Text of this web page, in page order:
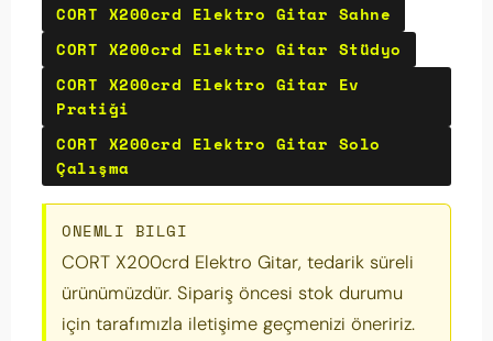
CORT X200crd Elektro Gitar Sahne
CORT X200crd Elektro Gitar Stüdyo
CORT X200crd Elektro Gitar Ev
Pratiği
CORT X200crd Elektro Gitar Solo
Çalışma
ONEMLI BILGI
CORT X200crd Elektro Gitar, tedarik süreli
ürünümüzdür. Sipariş öncesi stok durumu
için tarafımızla iletişime geçmenizi öneririz.